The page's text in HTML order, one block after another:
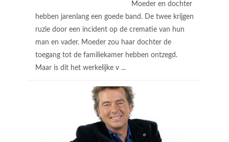
Moeder en dochter
hebben jarenlang een goede band. De twee krijgen
ruzie door een incident op de crematie van hun
man en vader. Moeder zou haar dochter de
toegang tot de familiekamer hebben ontzegd.
Maar is dit het werkelijke v ...